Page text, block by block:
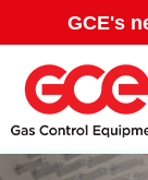
GCE's